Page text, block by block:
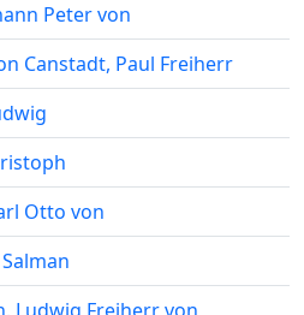
Peter von
Canstadt, Paul Freiherr
Otto von